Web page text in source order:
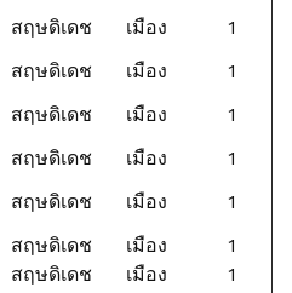
สฤษดิเดช เมือง
1
สฤษดิเดช เมือง
1
สฤษดิเดช เมือง
1
สฤษดิเดช เมือง
1
สฤษดิเดช เมือง
1
สฤษดิเดช เมือง
1
สฤษดิเดช เมือง
1